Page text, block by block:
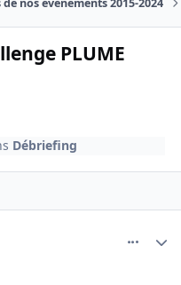
nos évènements 2015-2024
PLUME
Débriefing